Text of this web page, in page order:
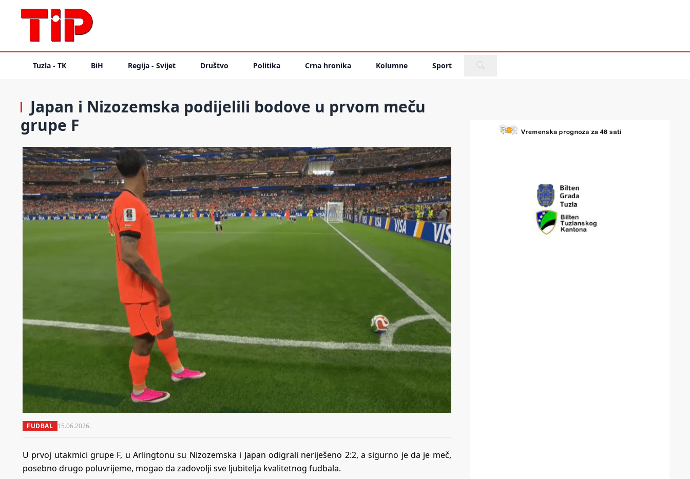
Tuzla - TK BiH Regija - Svijet Društvo Politika Crna hronika Kolumne Sport
Japan i Nizozemska podijelili bodove u prvom meču
grupe F
FUDBAL 15.06.2026.
U prvoj utakmici grupe F, u Arlingtonu su Nizozemska i Japan odigrali neriješeno 2:2, a sigurno je da je meč,
posebno drugo poluvrijeme, mogao da zadovolji sve ljubitelja kvalitetnog fudbala.